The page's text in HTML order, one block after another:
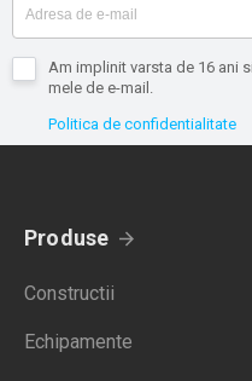
Am implinit varsta de 16 ani
mele de e-mail.
Politica de confidentialitate
Produse
Constructii
Echipamente